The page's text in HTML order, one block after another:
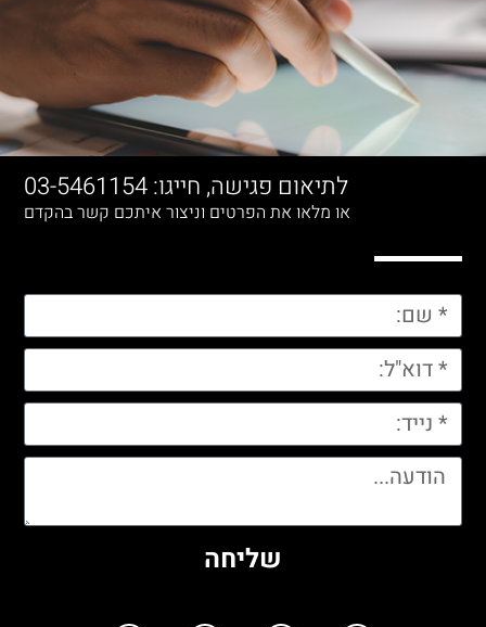
לתיאום פגישה, חייגו: 03-5461154
או מלאו את הפרטים וניצור איתכם קשר בהקדם
שליחה